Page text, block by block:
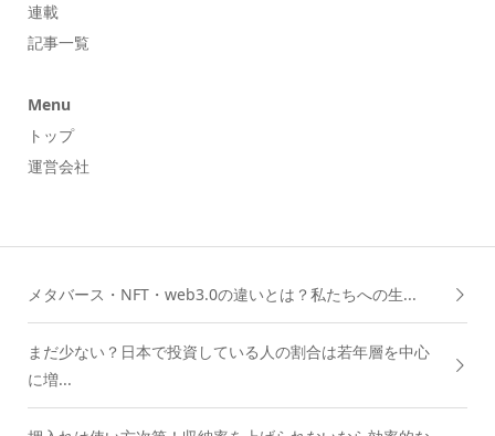
連載
記事一覧
Menu
トップ
運営会社
メタバース・NFT・web3.0の違いとは？私たちへの生...
まだ少ない？日本で投資している人の割合は若年層を中心
に増...